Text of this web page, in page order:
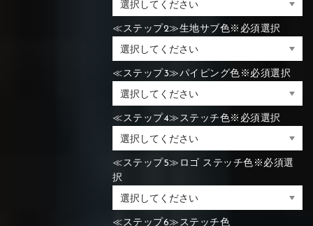
≪ステップ2≫生地サブ色※必須選択
≪ステップ3≫パイピング色※必須選択
≪ステップ4≫ステッチ色※必須選択
≪ステップ5≫ロゴ ステッチ色※必須選
択
≪ステップ6≫ステッチ色